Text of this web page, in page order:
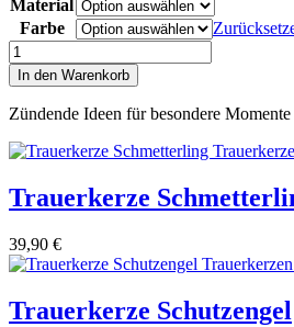
Material
Farbe
Trauerkerze
Ähren
Menge
In den Warenkorb
Zündende Ideen für besondere Momente
Trauerkerze
39,90 €
Trauerkerze Schutzengel